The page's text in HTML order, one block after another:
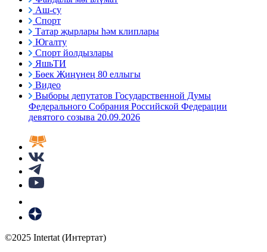
Аш-су
Спорт
Татар җырлары һәм клиплары
Югалту
Спорт йолдызлары
ЯшьТИ
Бөек Җиңүнең 80 еллыгы
Видео
Выборы депутатов Государственной Думы
Федерального Собрания Российской Федерации
девятого созыва 20.09.2026
©2025 Intertat (Интертат)